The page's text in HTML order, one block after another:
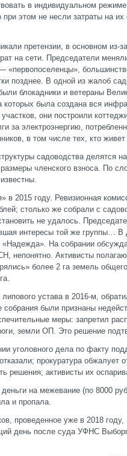
в индивидуальном
этом не несли затраты на
претензии, в основном из-
на сети. Председатели
«первопоселенцы»,
позднее. В одной из жалоб
блокадники и ветераны
была создана вся
они построили
за электроэнергию,
в том числе тех, кто
садоводства делятся
членского взноса. По
в 2015 году. Ревизионная
столько же собрали с
не удалось.
интересы той же группы… В
На собрании
непонятно. Активисты
более 2 га земель
устава в 2016-м,
собрания были признаны
меры: запретил
земли ОП. Это решение
уголовного дела по факту
прокуратура обжалует
решения; активисты их
на межевание (по 8000
и пропала.
проведенное уже в 2018
день после суда УФНС